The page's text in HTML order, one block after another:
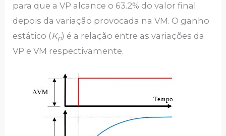
para que a VP alcance o 63.2% do valor final
depois da variação provocada na VM. O ganho
estático (Kp) é a relação entre as variações da
VP e VM respectivamente.